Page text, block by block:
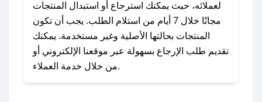
للحصول على كوبونات وخصومات حصرية، قم بما
يلي:
- اضغط على أيقونة متابعة لمتجر نترز في تطبيق
صحصح.
- تابع حسابنا الرسمي على تويتر وقم بتفعيل زر
لعملائه، حيث يمكنك استرجاع أو استبدال المنتجات
مجانًا خلال 7 أيام من استلام الطلب. يجب أن تكون
المنتجات بحالتها الأصلية وغير مستخدمة. يمكنك
تقديم طلب الإرجاع بسهولة عبر موقعنا الإلكتروني أو
من خلال خدمة العملاء.